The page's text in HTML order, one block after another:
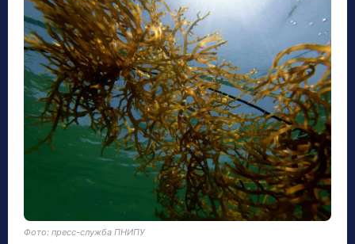
Фото: пресс-служба ПНИПУ